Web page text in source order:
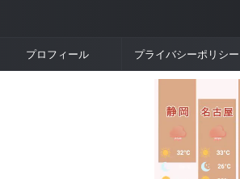
プロフィール プライバシーポリシー